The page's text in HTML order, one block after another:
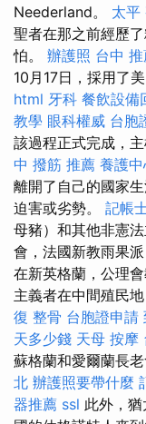
Neederland。 太平
聖者在那之前經歷
怕。 辦護照 台中
10月17日，採用了
html 牙科 餐飲設備
教學 眼科權威 台胞
該過程正式完成，
中 撥筋 推薦 養護
離開了自己的國家
迫害或劣勢。 記帳
母豬）和其他非憲
會，法國新教雨果
在新英格蘭，公理
主義者在中間殖民
復 整骨 台胞證申請
天多少錢 天母 按摩
蘇格蘭和愛爾蘭長
北 辦護照要帶什麼
器推薦 ssl 此外，